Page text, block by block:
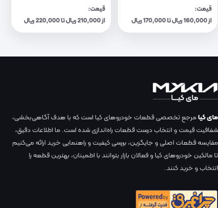
قیمت:
از 160,000 ریال تا 170,000 ریال
قیمت:
از 210,000 ریال تا 220,000 ریال
مای کیامرجع تخصصی قطعات خودروهای کیا است که با هدف آگاهی‌بخشی،
شفافیت قیمت و انتخاب درست قطعات راه‌اندازی شده است. ما اطلاعات دقیق،
مقایسه قطعات اصلی و جایگزین، بررسی کیفیت و راهنمایی خرید ارائه می‌کنیم
تا مالکین خودروهای کیا و فعالان بازار بتوانند با اطمینان، بهترین قطعه را
انتخاب و خرید کنند.